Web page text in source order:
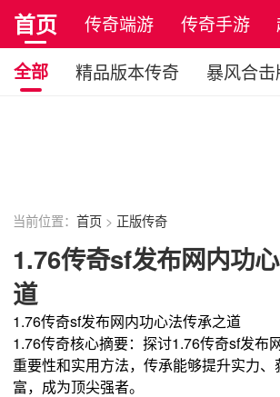
首页 传奇端游 传奇手游
正版传奇
全部 精品版本传奇
暴风合
复古传奇
当前位置：首页 > 正版传奇
1.76传奇sf发布网内功
道
1.76传奇sf发布网内功心法传承之道
1.76传奇核心摘要：探讨1.76传奇sf发布
重要性和实用方法，传承能够提升实力
富，成为顶尖强者。